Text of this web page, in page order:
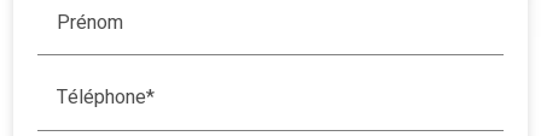
Prénom
Téléphone*